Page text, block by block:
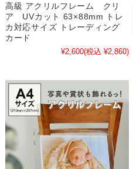
高級 アクリルフレーム クリ
ア UVカット 63×88mm トレ
カ対応サイズ トレーディング
カード
¥2,600(税込 ¥2,860)